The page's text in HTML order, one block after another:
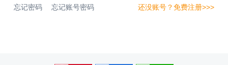
忘记密码 忘记账号密码 还没账号？免费注册>>>